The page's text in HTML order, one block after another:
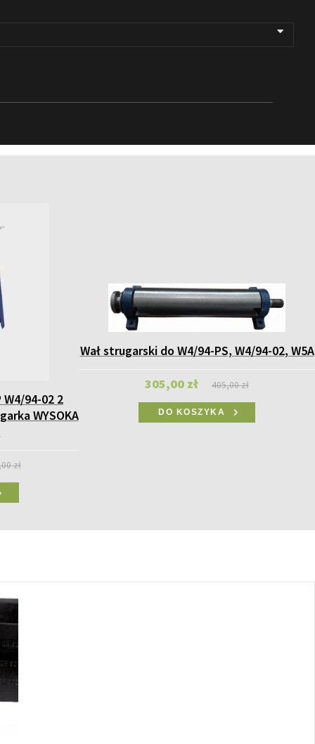
94-02 2
WYSOKA
zł
Wał strugarski do W4/94-PS, W4/94-02, W5A
305,00 zł 405,00 zł
DO KOSZYKA